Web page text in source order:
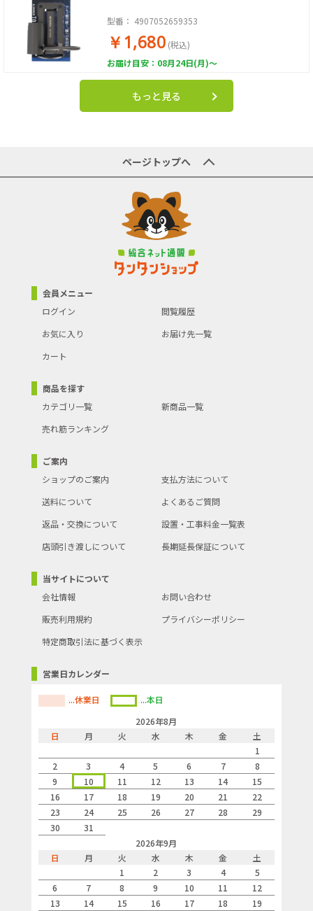
型番： 4907052659353
￥1,680 (税込)
お届け目安：08月24日(月)～
もっと見る
ページトップへ
会員メニュー
ログイン
閲覧履歴
お気に入り
お届け先一覧
カート
商品を探す
カテゴリ一覧
新商品一覧
売れ筋ランキング
ご案内
ショップのご案内
支払方法について
送料について
よくあるご質問
返品・交換について
設置・工事料金一覧表
店頭引き渡しについて
長期延長保証について
当サイトについて
会社情報
お問い合わせ
販売利用規約
プライバシーポリシー
特定商取引法に基づく表示
営業日カレンダー
...休業日
...本日
2026年8月
日
月 火 水 木 金
土
1
2
3 4 5 6 7
8
9
10 11 12 13 14
15
16
17 18 19 20 21
22
23
24 25 26 27 28
29
30
31
2026年9月
日
月 火 水 木 金
土
1
2 3 4
5
6
7 8 9 10 11
12
13
14 15 16 17 18 19